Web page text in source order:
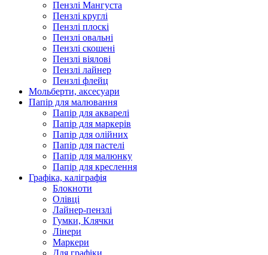
Пензлі Мангуста
Пензлі круглі
Пензлі плоскі
Пензлі овальні
Пензлі скошені
Пензлі віялові
Пензлі лайнер
Пензлі флейц
Мольберти, аксесуари
Папір для малювання
Папір для акварелі
Папір для маркерів
Папір для олійних
Папір для пастелі
Папір для малюнку
Папір для креслення
Графіка, каліграфія
Блокноти
Олівці
Лайнер-пензлі
Гумки, Клячки
Лінери
Маркери
Для графіки